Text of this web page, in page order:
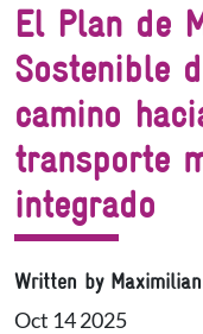
El Plan de
Sostenible
camino
transporte
integrado
Written by
Oct 14 2025